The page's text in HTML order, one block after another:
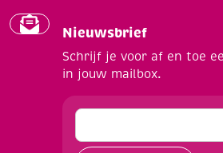
Nieuwsbrief
Schrijf je voor af en toe
in jouw mailbox.